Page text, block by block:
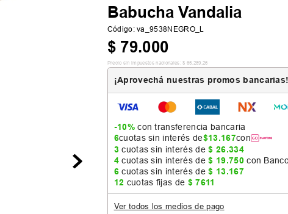
Babucha Vandalia
Código:va_9538NEGRO_L
$ 79.000
Precio sin impuestos nacionales: $ 65.289 ,26
¡Aprovechá nuestras promos bancarias!
-10%con transferencia bancaria
6cuotas sin interés de$13.167con
3cuotas sin interés de$ 26.334
4cuotas sin interés de$ 19.750 con
6cuotas sin interés de$ 13.167
12 cuotas fijas de $ 7611
Ver todos los medios de pago